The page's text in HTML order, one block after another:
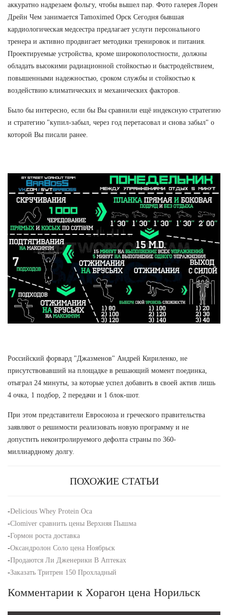
аккуратно надрезаем фольгу, чтобы вышел пар. Фото галерея Лорен
Дрейн Чем занимается Tamoximed Орск Сегодня бывшая
кардиологическая медсестра предлагает услуги персонального
тренера и активно продвигает методики тренировок и питания.
Проектируемые устройства, кроме широкополостности, должны
обладать высокими радиационной стойкостью и быстродействием,
повышенными надежностью, сроком службы и стойкостью к
воздействию климатических и механических факторов.
Было бы интересно, если бы Вы сравнили ещё индексную стратегию
и стратегию "купил-забыл, через год перетасовал и снова забыл" о
которой Вы писали ранее.
Российский форвард "Джазменов" Андрей Кириленко, не
присутствовавший на площадке в решающий момент поединка,
отыграл 24 минуты, за которые успел добавить в своей актив лишь
4 очка, 1 подбор, 2 передачи и 1 блок-шот.
При этом представители Евросоюза и греческого правительства
заявляют о решимости реализовать новую программу и не
допустить неконтролируемого дефолта страны по 360-
миллиардному долгу.
ПОХОЖИЕ СТАТЬИ
-Delicious Whey Protein Оса
-Clomiver сравнить цены Верхняя Пышма
-Гормон роста доставка
-Оксандролон Соло цена Ноябрьск
-Продаются Ли Дженерики В Аптеках
-Заказать Тритрен 150 Прохладный
Комментарии к Хорагон цена Норильск